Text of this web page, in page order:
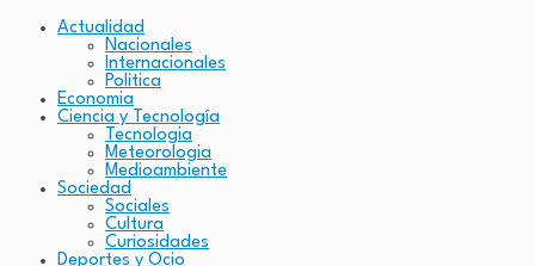
Actualidad
Nacionales
Internacionales
Politica
Economia
Ciencia y Tecnología
Tecnologia
Meteorologia
Medioambiente
Sociedad
Sociales
Cultura
Curiosidades
Deportes y Ocio